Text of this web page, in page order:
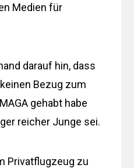
Medien für
darauf hin, dass
Bezug zum
gehabt habe
reicher Junge sei.
Privatflugzeug zu